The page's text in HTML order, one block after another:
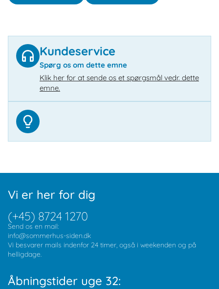
Kundeservice
Spørg os om dette emne
Klik her for at sende os et spørgsmål vedr. dette
emne.
Vi er her for dig
(+45) 8724 1270
Send os en mail:
info@sommerhus-siden.dk
Vi besvarer mails indenfor 24 timer, også i weekenden og på
helligdage.
Åbningstider uge 32: